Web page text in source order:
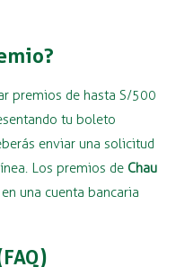
premios de hasta S/500
tu boleto
enviar una solicitud
Los premios de Chau
una cuenta bancaria